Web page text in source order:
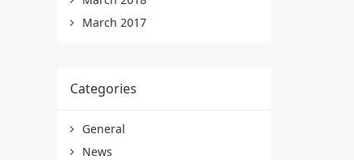
March 2017
Categories
General
News